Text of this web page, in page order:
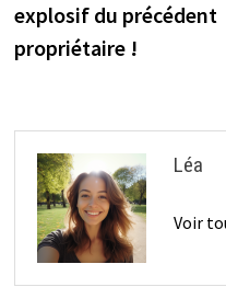
explosif du précédent
propriétaire !
Léa
Voir